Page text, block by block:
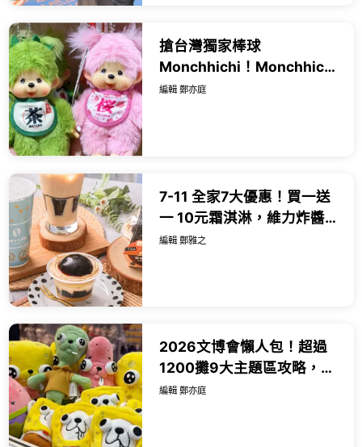
搶台灣獨家棒球
Monchhichi！Monchhichi
中山快閃店21款必買周邊攻
編輯 鄭亦庭
7-11 全家7大優惠！買一送
一 10元霜淇淋，維力炸醬拌
麵堡領軍27款新品。
編輯 鄭雅之
2026文博會懶人包！超過
1200攤9大主題區攻略，海
綿寶寶吉娃娃、咖波新品推
編輯 鄭亦庭